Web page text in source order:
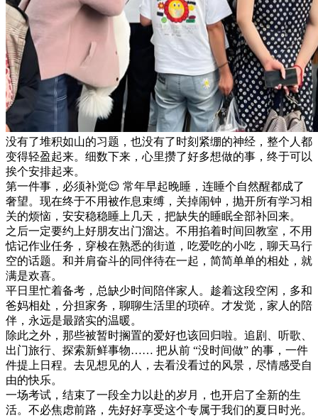
没有了堆积如山的习题，也没有了时刻紧绷的神经，整个人都
变得轻盈起来。细数下来，心里攒了好多想做的事，终于可以
挨个安排起来。
第一件事，必须补觉😌 常年早起晚睡，连睡个自然醒都成了
奢望。现在终于不用被作息束缚，关掉闹钟，抛开所有学习相
关的烦恼，安安稳稳睡上几天，把缺失的睡眠全部补回来。
之后一定要约上好朋友出门溜达。不用掐着时间回教室，不用
惦记作业任务，穿梭在熟悉的街道，吃爱吃的小吃，聊天马行
空的话题。和并肩奋斗的同伴待在一起，简简单单的相处，就
满是欢喜。
平日里忙着备考，总缺少时间陪伴家人。趁着这段空闲，多和
爸妈相处，分担家务，聊聊生活里的琐碎。才发觉，家人的陪
伴，永远是最踏实的温暖。
除此之外，那些被暂时搁置的爱好也该回归啦。追剧、听歌、
出门旅行、探索新鲜事物…… 把从前 “没时间做” 的事，一件
件提上日程。去见想见的人，去看没看过的风景，尽情感受自
由的快乐。
一场考试，结束了一段全力以赴的岁月，也开启了全新的生
活。不必焦虑前路，先好好享受这个专属于我们的夏日时光。